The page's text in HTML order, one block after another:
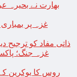
ذاتی مفاد کو ترجیح دینے پر3 افغان کرکٹرز
غزہ جنگ؛
روس کا یوکرین